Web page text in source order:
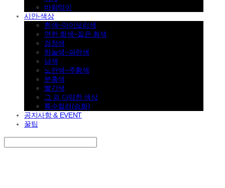
바람막이
시안-색상
흰색~아이보리색
연한 회색~짙은 회색
검정색
하늘색~파란색
남색
노란색~주황색
분홍색
빨간색
그 외 다양한 색상
특수컬러(승화)
공지사항 & EVENT
꿀팁